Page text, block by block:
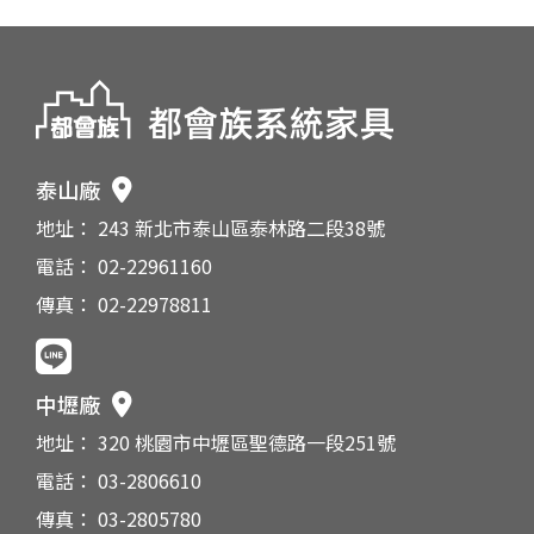
泰山廠
地址： 243 新北市泰山區泰林路二段38號
電話： 02-22961160
傳真： 02-22978811
中壢廠
地址： 320 桃園市中壢區聖德路一段251號
電話： 03-2806610
傳真： 03-2805780